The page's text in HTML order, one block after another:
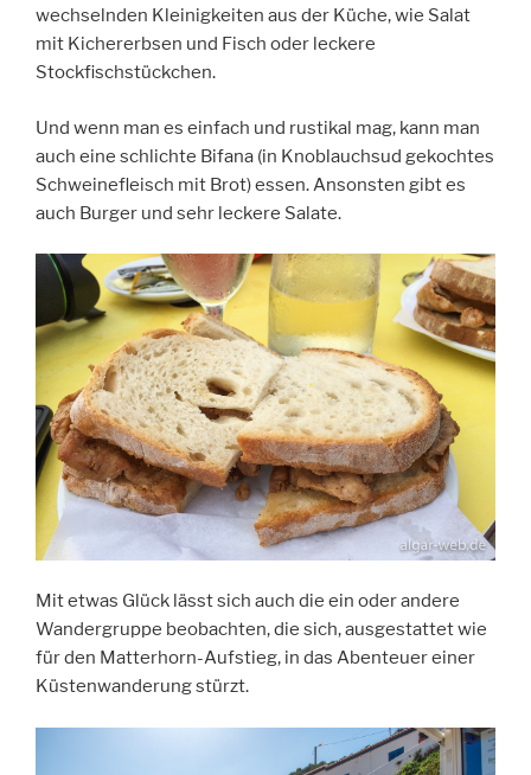
wechselnden Kleinigkeiten aus der Küche, wie Salat
mit Kichererbsen und Fisch oder leckere
Stockfischstückchen.
Und wenn man es einfach und rustikal mag, kann man
auch eine schlichte Bifana (in Knoblauchsud gekochtes
Schweinefleisch mit Brot) essen. Ansonsten gibt es
auch Burger und sehr leckere Salate.
Mit etwas Glück lässt sich auch die ein oder andere
Wandergruppe beobachten, die sich, ausgestattet wie
für den Matterhorn-Aufstieg, in das Abenteuer einer
Küstenwanderung stürzt.